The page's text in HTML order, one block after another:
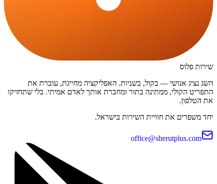
שירות פלוס
השג נציג אנושי — בקול, בשניות. האפליקציה מחייגת, עוברת את
התפריט הקולי, ממתינה בתור ומחברת אותך לאדם אמיתי. בלי שתחזיקו
את הטלפון.
יחד משפרים את חוויית השירות בישראל.
office@sherutplus.com